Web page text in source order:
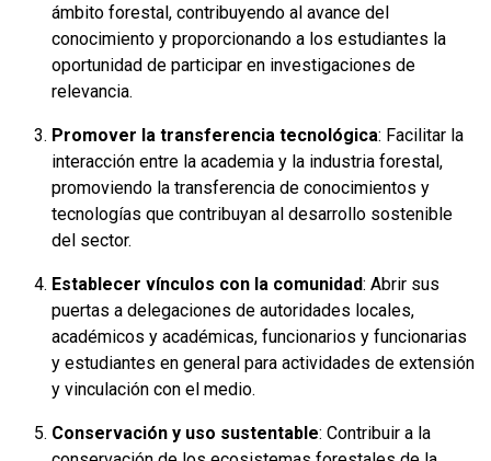
ámbito forestal, contribuyendo al avance del
conocimiento y proporcionando a los estudiantes la
oportunidad de participar en investigaciones de
relevancia.
Promover la transferencia tecnológica: Facilitar la
interacción entre la academia y la industria forestal,
promoviendo la transferencia de conocimientos y
tecnologías que contribuyan al desarrollo sostenible
del sector.
Establecer vínculos con la comunidad: Abrir sus
puertas a delegaciones de autoridades locales,
académicos y académicas, funcionarios y funcionarias
y estudiantes en general para actividades de extensión
y vinculación con el medio.
Conservación y uso sustentable: Contribuir a la